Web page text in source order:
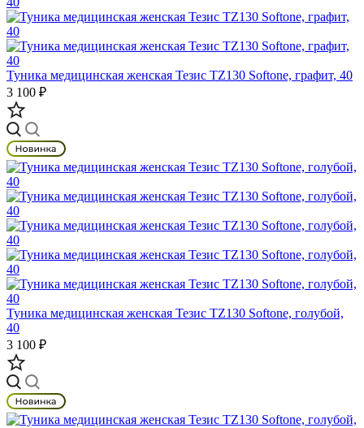
Туника медицинская женская Тезис TZ130 Softone, графит, 40
3 100 ₽
Туника медицинская женская Тезис TZ130 Softone, голубой,
40
3 100 ₽